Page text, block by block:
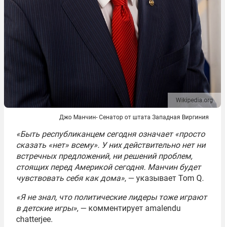
Wikipedia.org
Джо Манчин- Сенатор от штата Западная Виргиния
«Быть республиканцем сегодня означает «просто
сказать «нет» всему». У них действительно нет ни
встречных предложений, ни решений проблем,
стоящих перед Америкой сегодня. Манчин будет
чувствовать себя как дома», — указывает Tom Q.
«Я не знал, что политические лидеры тоже играют
в детские игры», — комментирует amalendu
chatterjee.